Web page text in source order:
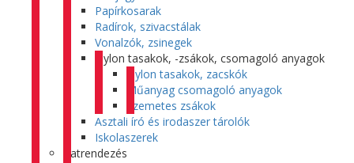
Papírkosarak
Radírok, szivacstálak
Vonalzók, zsinegek
Nylon tasakok, -zsákok, csomagoló anyagok
Nylon tasakok, zacskók
Műanyag csomagoló anyagok
Szemetes zsákok
Asztali író és irodaszer tárolók
Iskolaszerek
Iratrendezés